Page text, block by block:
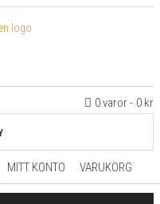
0 varor 0 kr
MITT KONTO VARUKORG